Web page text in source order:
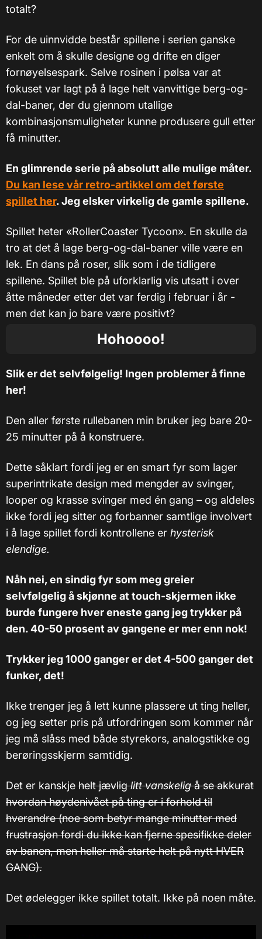
totalt?
For de uinnvidde består spillene i serien ganske
enkelt om å skulle designe og drifte en diger
fornøyelsespark. Selve rosinen i pølsa var at
fokuset var lagt på å lage helt vanvittige berg-og-
dal-baner, der du gjennom utallige
kombinasjonsmuligheter kunne produsere gull etter
få minutter.
En glimrende serie på absolutt alle mulige måter.
Du kan lese vår retro-artikkel om det første
spillet her. Jeg elsker virkelig de gamle spillene.
Spillet heter «RollerCoaster Tycoon». En skulle da
tro at det å lage berg-og-dal-baner ville være en
lek. En dans på roser, slik som i de tidligere
spillene. Spillet ble på uforklarlig vis utsatt i over
åtte måneder etter det var ferdig i februar i år -
men det kan jo bare være positivt?
Hohoooo!
Slik er det selvfølgelig! Ingen problemer å finne
her!
Den aller første rullebanen min bruker jeg bare 20-
25 minutter på å konstruere.
Dette såklart fordi jeg er en smart fyr som lager
superintrikate design med mengder av svinger,
looper og krasse svinger med én gang – og aldeles
ikke fordi jeg sitter og forbanner samtlige involvert
i å lage spillet fordi kontrollene er hysterisk
elendige.
Nåh nei, en sindig fyr som meg greier
selvfølgelig å skjønne at touch-skjermen ikke
burde fungere hver eneste gang jeg trykker på
den. 40-50 prosent av gangene er mer enn nok!
Trykker jeg 1000 ganger er det 4-500 ganger det
funker, det!
Ikke trenger jeg å lett kunne plassere ut ting heller,
og jeg setter pris på utfordringen som kommer når
jeg må slåss med både styrekors, analogstikke og
berøringsskjerm samtidig.
Det er kanskje helt jævliglitt vanskeligå se akkurat
hvordan høydenivået på ting er i forhold til
hverandre (noe som betyr mange minutter med
frustrasjon fordi du ikke kan fjerne spesifikke deler
av banen, men heller må starte helt på nytt HVER
GANG).
Det ødelegger ikke spillet totalt. Ikke på noen måte.